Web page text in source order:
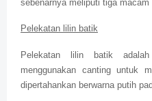
sebenarnya meliputi tiga
Pelekatan lilin batik
Pelekatan lilin batik
menggunakan canting untuk
dipertahankan berwarna putih